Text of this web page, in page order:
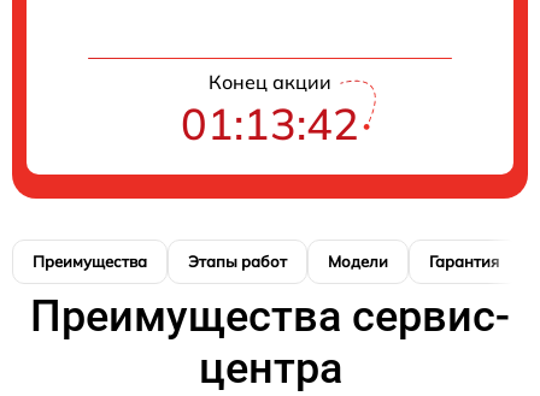
Конец акции
01:13:41
Преимущества Этапы работ Модели Гарантия
Преимущества сервис-
центра